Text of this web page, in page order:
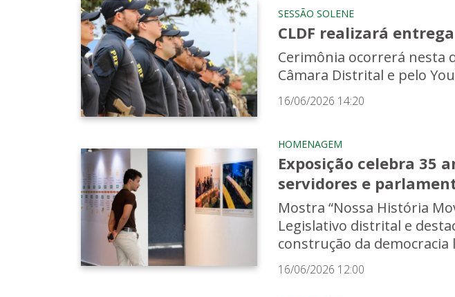
SESSÃO SOLENE
CLDF realizará
Cerimônia ocorrerá nesta
Câmara Distrital e pelo
16/06/2026 14:20
HOMENAGEM
Exposição celebra 35
servidores e
Mostra “Nossa História
Legislativo distrital e
construção da democracia
16/06/2026 12:00